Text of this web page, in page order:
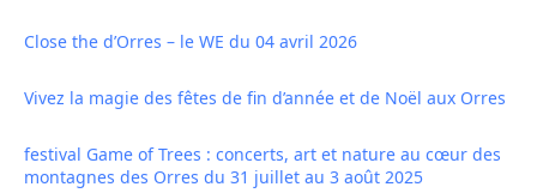
Close the d’Orres – le WE du 04 avril 2026
Vivez la magie des fêtes de fin d’année et de Noël aux Orres
festival Game of Trees : concerts, art et nature au cœur des
montagnes des Orres du 31 juillet au 3 août 2025